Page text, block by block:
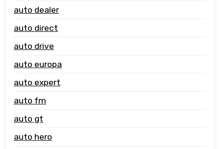
auto dealer
auto direct
auto drive
auto europa
auto expert
auto fm
auto gt
auto hero